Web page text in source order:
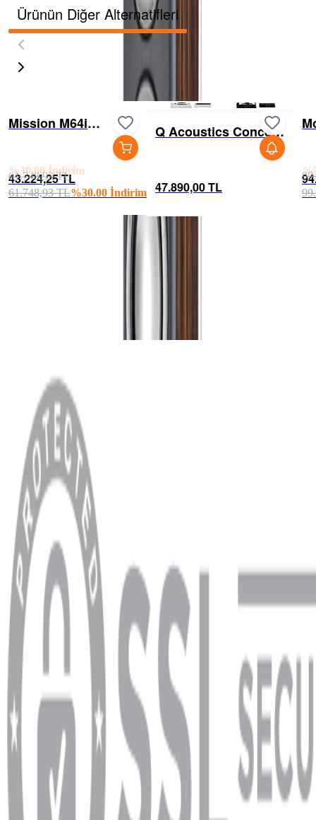
Ürünün Diğer Alternatifleri
Mission M64i
43.224,25 TL
61.748,93 TL%30.00 İndirim
61.748,93 TL
Q Acoustics Concept
47.890,00 TL
MENÜ
Anasayfa
Hakkımızda
Blog
MÜŞTERİ HİZMETLERİ
Hesabım
Sipariş Sorgulama
Banka Hesap Bilgileri
YARDIM VE DESTEK
Ödeme ve Teslimat Şartları
Garanti ve İade Şartları
info@dukkanhifi.com
0850 441 40 44
info@dukkanhifi.com 0850 441 40 44
Çalışma Saatleri: Pazartesi - Cuma 09:30 - 19:30, Cumartesi 10:00 - 18:00